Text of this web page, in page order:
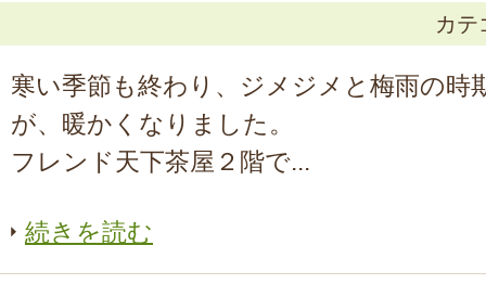
カ
寒い季節も終わり、ジメジメと梅雨の時
が、暖かくなりました。
フレンド天下茶屋２階で...
続きを読む